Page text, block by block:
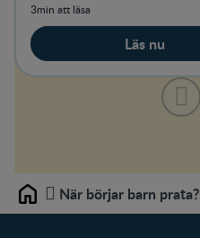
3min att läsa
Läs nu
Home När börjar barn prata?